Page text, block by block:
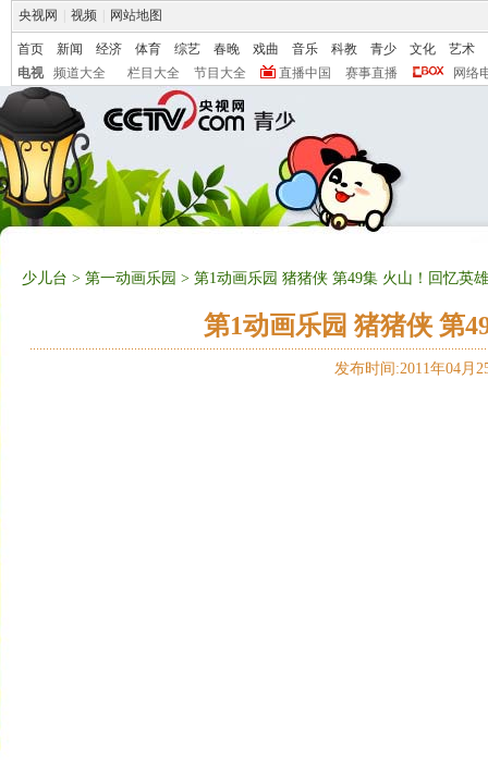
央视网 视频 网站地图
首页 新闻 经济 体育 综艺 春晚 戏曲 音乐 科教 青少 文化
艺术
电视
频道大全 栏目大全 节目大全 直播中国 赛事直播 网络
少儿台 > 第一动画乐园 > 第1动画乐园 猪猪侠 第49集 火山！回忆英
第1动画乐园 猪猪侠 第
发布时间:2011年04月